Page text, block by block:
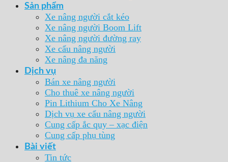
Sản phẩm
Xe nâng người cắt kéo
Xe nâng người Boom Lift
Xe nâng người đường ray
Xe cẩu nâng người
Xe nâng đa năng
Dịch vụ
Bán xe nâng người
Cho thuê xe nâng người
Pin Lithium Cho Xe Nâng
Dịch vụ xe cẩu nâng người
Cung cấp ắc quy – xạc điện
Cung cấp phụ tùng
Bài viết
Tin tức